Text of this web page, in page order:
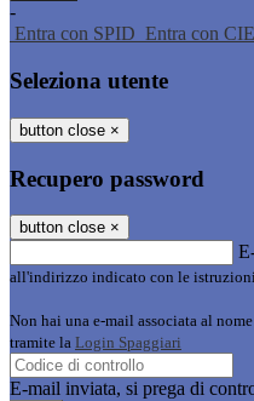
-
Entra con SPID Entra con CIE
Seleziona utente
button close ×
Recupero password
button close ×
all'indirizzo indicato con le istruzioni
Non hai una e-mail associata al
tramite la Login Spaggiari
E-mail inviata, si prega di